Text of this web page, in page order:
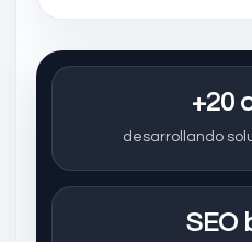
+20
desarrollando
SEO